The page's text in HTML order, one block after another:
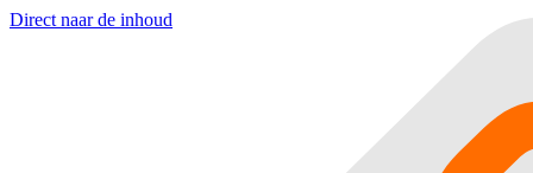
Direct naar de inhoud